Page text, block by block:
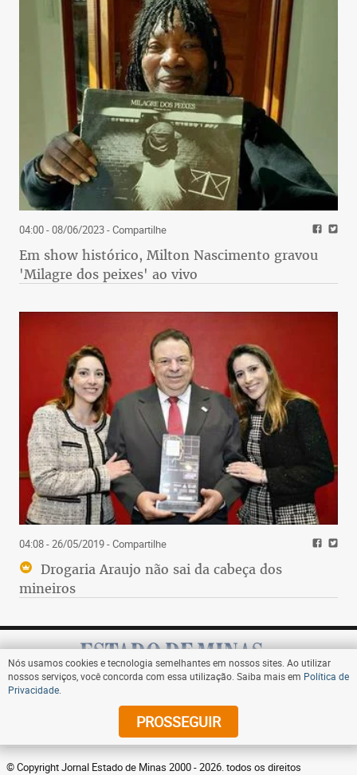
04:00 - 08/06/2023- Compartilhe
Em show histórico, Milton Nascimento gravou
'Milagre dos peixes' ao vivo
04:08 - 26/05/2019- Compartilhe
Drogaria Araujo não sai da cabeça dos
mineiros
Assine
© Copyright Jornal Estado de Minas 2000 - 2026. todos os direitos
Nós usamos cookies e tecnologia semelhantes em nossos sites. Ao utilizar
nossos serviços, você concorda com essa utilização. Saiba mais em Política de
Privacidade
PROSSEGUIR